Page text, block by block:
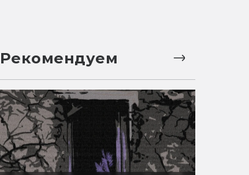
Рекомендуем